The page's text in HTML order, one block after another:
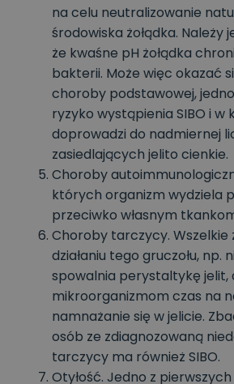
na celu neutralizowanie
środowiska żołądka. Należy
że kwaśne pH żołądka
bakterii. Może więc okazać
choroby podstawowej,
ryzyko wystąpienia SIBO i w
doprowadzi do nadmiernej
zasiedlających jelito cienkie.
Choroby
których organizm wydziela
przeciwko własnym
Choroby tarczycy. Wszelkie
działaniu tego gruczołu, np.
spowalnia perystaltykę jelit,
mikroorganizmom czas na
namnażanie się w jelicie.
osób ze zdiagnozowaną
tarczycy ma również SIBO.
Otyłość. Jedno z